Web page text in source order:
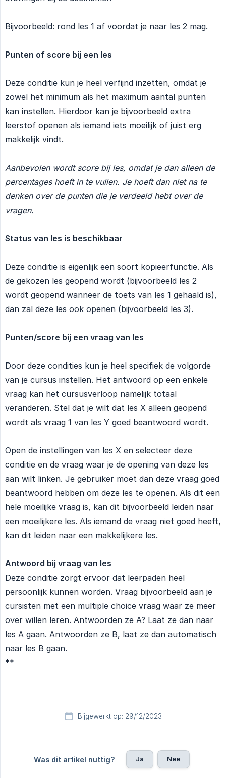
Bijvoorbeeld: rond les 1 af voordat je naar les 2 mag.
Punten of score bij een les
Deze conditie kun je heel verfijnd inzetten, omdat je
zowel het minimum als het maximum aantal punten
kan instellen. Hierdoor kan je bijvoorbeeld extra
leerstof openen als iemand iets moeilijk of juist erg
makkelijk vindt.
Aanbevolen wordt score bij les, omdat je dan alleen de
percentages hoeft in te vullen. Je hoeft dan niet na te
denken over de punten die je verdeeld hebt over de
vragen.
Status van les is beschikbaar
Deze conditie is eigenlijk een soort kopieerfunctie. Als
de gekozen les geopend wordt (bijvoorbeeld les 2
wordt geopend wanneer de toets van les 1 gehaald is),
dan zal deze les ook openen (bijvoorbeeld les 3).
Punten/score bij een vraag van les
Door deze condities kun je heel specifiek de volgorde
van je cursus instellen. Het antwoord op een enkele
vraag kan het cursusverloop namelijk totaal
veranderen. Stel dat je wilt dat les X alleen geopend
wordt als vraag 1 van les Y goed beantwoord wordt.
Open de instellingen van les X en selecteer deze
conditie en de vraag waar je de opening van deze les
aan wilt linken. Je gebruiker moet dan deze vraag goed
beantwoord hebben om deze les te openen. Als dit een
hele moeilijke vraag is, kan dit bijvoorbeeld leiden naar
een moeilijkere les. Als iemand de vraag niet goed heeft,
kan dit leiden naar een makkelijkere les.
Antwoord bij vraag van les
Deze conditie zorgt ervoor dat leerpaden heel
persoonlijk kunnen worden. Vraag bijvoorbeeld aan je
cursisten met een multiple choice vraag waar ze meer
over willen leren. Antwoorden ze A? Laat ze dan naar
les A gaan. Antwoorden ze B, laat ze dan automatisch
naar les B gaan.
**
Bijgewerkt op: 29/12/2023
Was dit artikel nuttig? Ja Nee